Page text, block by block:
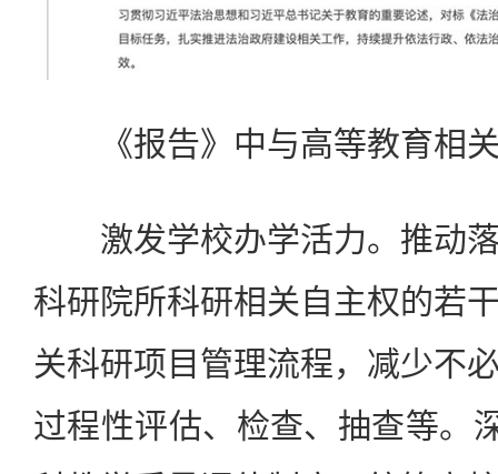
《报告》中与高等教育相关
激发学校办学活力。推动落
科研院所科研相关自主权的若
关科研项目管理流程，减少不
过程性评估、检查、抽查等。